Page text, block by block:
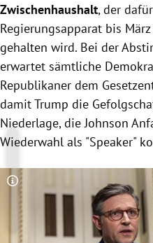
Zwischenhaushalt, der
Regierungsapparat bis
gehalten wird. Bei der
erwartet sämtliche
Republikaner dem
damit Trump die
Niederlage, die Johnson
Wiederwahl als "Speaker"
Copyright-Hinweis